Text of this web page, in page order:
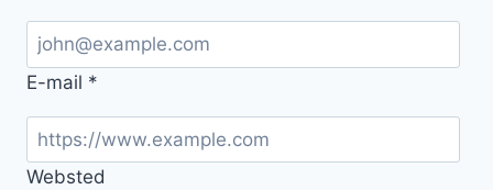
E-mail *
Websted